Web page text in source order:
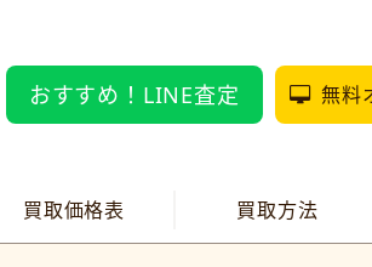
おすすめ！LINE査定 無料
買取価格表 買取方法